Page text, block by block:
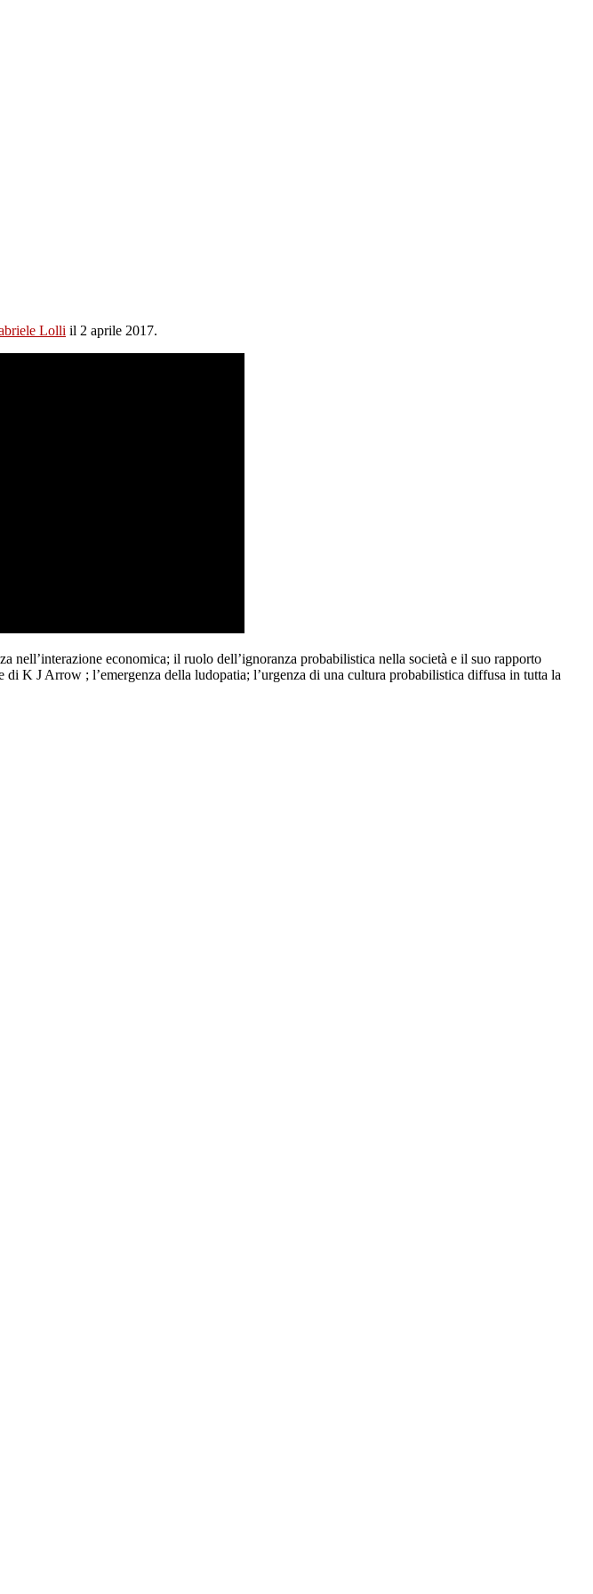
Lolli il 2 aprile 2017.
nell’interazione economica; il ruolo dell’ignoranza probabilistica nella società e il suo rapporto
K J Arrow ; l’emergenza della ludopatia; l’urgenza di una cultura probabilistica diffusa in tutta la